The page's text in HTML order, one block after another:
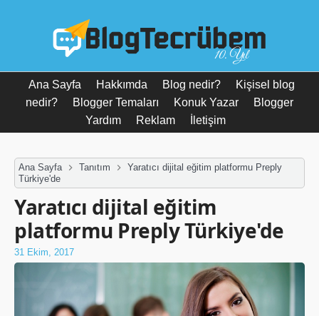
10. Yıl
Ana Sayfa Hakkımda Blog nedir?
Kişisel blog
nedir?
Blogger Temaları Konuk Yazar
Blogger
Yardım
Reklam İletişim
Ana Sayfa Tanıtım
Yaratıcı dijital eğitim platformu Preply
Türkiye'de
Yaratıcı dijital eğitim
platformu Preply Türkiye'de
31 Ekim, 2017